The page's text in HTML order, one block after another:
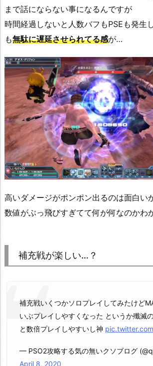
まで話にならない事になるんですが
時間経過しないと人数バフもPSEも発生
も無駄に遅延させられてる感が…
高いダメージがポンポン出るのは面白い
数値がぶっ飛びすぎてて何が何なのかわ
補充戦が楽しい…？
補充戦いくつかソロプレイしてみたけど
いぶプレイしやすくなった というか殲滅
と数倍プレイしやすいし神
— PSO2攻略する気の無いクソブログ
April 8, 2020